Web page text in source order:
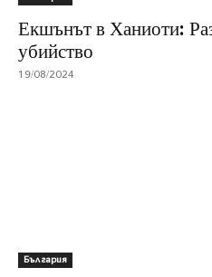
Екшънът в Ханиоти:
убийство
19/08/2024
България